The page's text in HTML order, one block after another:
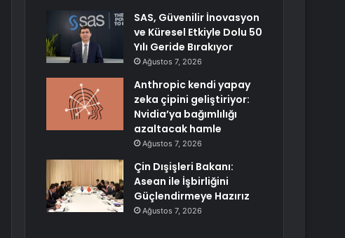
SAS, Güvenilir İnovasyon
ve Küresel Etkiyle Dolu 50
Yılı Geride Bırakıyor
Ağustos 7, 2026
Anthropic kendi yapay
zeka çipini geliştiriyor:
Nvidia’ya bağımlılığı
azaltacak hamle
Ağustos 7, 2026
Çin Dışişleri Bakanı:
Asean ile İşbirliğini
Güçlendirmeye Hazırız
Ağustos 7, 2026